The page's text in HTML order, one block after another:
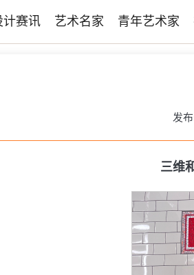
计赛讯 艺术名家 青年艺术家
发
三维